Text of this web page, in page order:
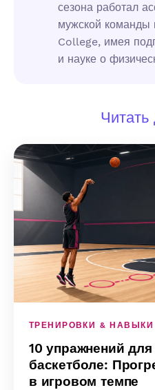
сезона работал
мужской
College, имея
и науке о
ТРЕНИРОВКИ & НАВЫКИ
10 упражнений
баскетболе:
в игровом темпе